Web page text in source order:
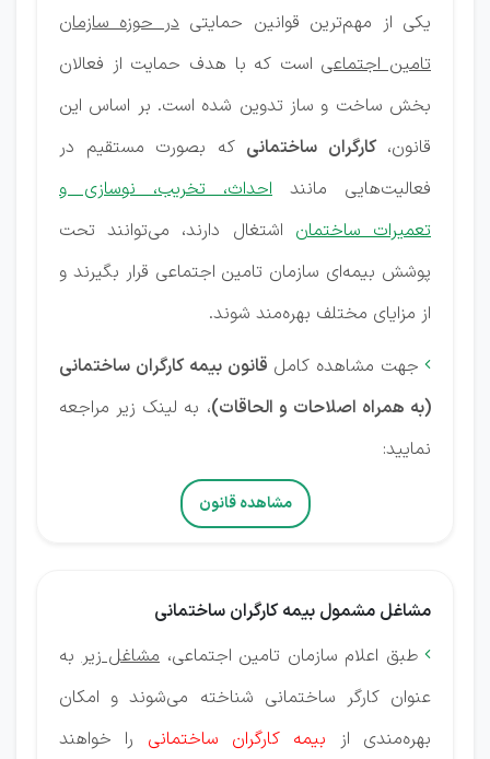
یکی از مهم‌ترین قوانین حمایتیدر حوزه سازمان
تامین اجتماعی است که با هدف حمایت از فعالان
بخش ساخت و ساز تدوین شده است. بر اساس این
قانون،کارگران ساختمانی که بصورت مستقیم در
فعالیت‌هایی مانند احداث، تخریب، نوسازی و
تعمیرات ساختمان اشتغال دارند، می‌توانند تحت
پوشش بیمه‌ای سازمان تامین اجتماعی قرار بگیرند و
از مزایای مختلف بهره‌مند شوند.
 جهت مشاهده کامل قانون بیمه کارگران ساختمانی
(به همراه اصلاحات و الحاقات)، به لینک زیر مراجعه
نمایید:
مشاهده قانون
مشاغل مشمول بیمه کارگران ساختمانی
 طبق اعلام سازمان تامین اجتماعی، مشاغل زیربه
عنوان کارگر ساختمانی شناخته می‌شوند و امکان
بهره‌مندی از بیمه کارگران ساختمانی را خواهند